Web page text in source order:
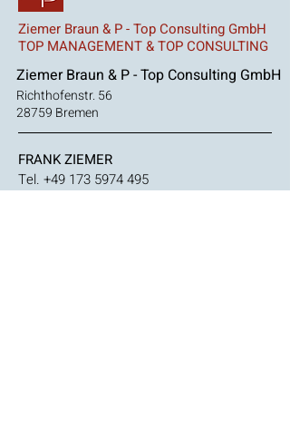
Ziemer Braun & P - Top Consulting GmbH
TOP MANAGEMENT & TOP CONSULTING
Ziemer Braun & P - Top Consulting GmbH
Richthofenstr. 56
28759 Bremen
FRANK ZIEMER
Tel. +49 173 5974 495